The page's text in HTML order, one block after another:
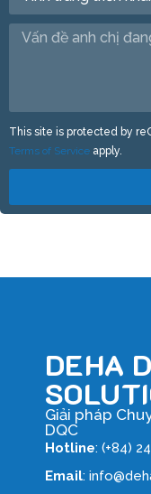
This site is protected by
Terms of Service apply.
DEHA
Giải pháp
DQC
Hotline: (+84)
Email: